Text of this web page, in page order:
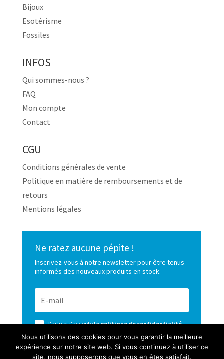
Bijoux
Esotérisme
Fossiles
INFOS
Qui sommes-nous ?
FAQ
Mon compte
Contact
CGU
Conditions générales de vente
Politique en matière de remboursements et de
retours
Mentions légales
Ne ratez aucune pépite !
Inscrivez-vous à notre newsletter pour être tenus
informés des nouveaux produits en stock.
J'ai lu et j'acceptela politique de confidentialité
de ce site
S’ABONNER
Nous utilisons des cookies pour vous garantir la meilleure
expérience sur notre site web. Si vous continuez à utiliser ce
site, nous supposerons que vous en êtes satisfait.